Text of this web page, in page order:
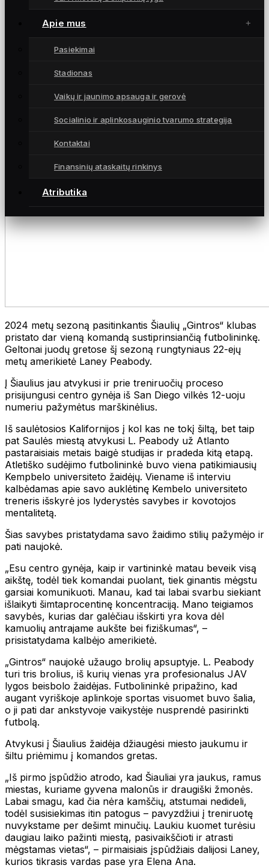
Apie mus
Pasiekimai
Stadionas
Vaikų ir jaunimo apsauga ir gerovė
Socialinio ir aplinkosauginio tvarumo strategija
Kontaktai
Finansinių ataskaitų rinkinys
Atributika
2024 metų sezoną pasitinkantis Šiaulių „Gintros“ klubas
pristato dar vieną komandą sustiprinsiančią futbolininkę.
Geltonai juodų gretose šį sezoną rungtyniaus 22-ejų
metų amerikietė Laney Peabody.
Į Šiaulius jau atvykusi ir prie treniruočių proceso
prisijungusi centro gynėja iš San Diego vilkės 12-uoju
numeriu pažymėtus marškinėlius.
Iš saulėtosios Kalifornijos į kol kas ne tokį šiltą, bet taip
pat Saulės miestą atvykusi L. Peabody už Atlanto
pastaraisiais metais baigė studijas ir pradeda kitą etapą.
Atletiško sudėjimo futbolininkė buvo viena patikimiausių
Kempbelo universiteto žaidėjų. Viename iš interviu
kalbėdamas apie savo auklėtinę Kembelo universiteto
treneris išskyrė jos lyderystės savybes ir kovotojos
mentalitetą.
Šias savybes pristatydama savo žaidimo stilių pažymėjo ir
pati naujokė.
„Esu centro gynėja, kaip ir vartininkė matau beveik visą
aikštę, todėl tiek komandai puolant, tiek ginantis mėgstu
garsiai komunikuoti. Manau, kad tai labai svarbu siekiant
išlaikyti šimtaprocentinę koncentraciją. Mano teigiamos
savybės, kurias dar galėčiau išskirti yra kova dėl
kamuolių antrajame aukšte bei fiziškumas“, –
prisistatydama kalbėjo amerikietė.
„Gintros“ naujokė užaugo brolių apsuptyje. L. Peabody
turi tris brolius, iš kurių vienas yra profesionalus JAV
lygos beisbolo žaidėjas. Futbolininkė pripažino, kad
augant vyriškoje aplinkoje sportas visuomet buvo šalia,
o ji pati dar ankstyvoje vaikystėje nusprendė pasirinkti
futbolą.
Atvykusi į Šiaulius žaidėja džiaugėsi miesto jaukumu ir
šiltu priėmimu į komandos gretas.
„Iš pirmo įspūdžio atrodo, kad Šiauliai yra jaukus, ramus
miestas, kuriame gyvena malonūs ir draugiški žmonės.
Labai smagu, kad čia nėra kamščių, atstumai nedideli,
todėl susisiekimas itin patogus – pavyzdžiui į treniruotę
nuvykstame per dešimt minučių. Laukiu kuomet turėsiu
daugiau laiko pažinti miestą, pasivaikščioti ir atrasti
mėgstamas vietas“, – pirmaisiais įspūdžiais dalijosi Laney,
kurios tikrasis vardas pase yra Elena Ana.